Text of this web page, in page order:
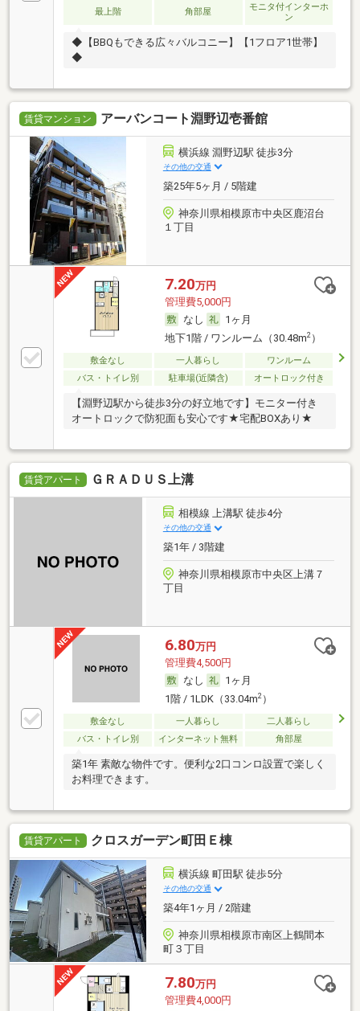
最上階 角部屋
モニタ付インターホ
ン
◆【BBQもできる広々バルコニー】【1フロア1世帯】
◆
賃貸マンション アーバンコート淵野辺壱番館
横浜線 淵野辺駅 徒歩3分
その他の交通
築25年5ヶ月 / 5階建
神奈川県相模原市中央区鹿沼台
１丁目
7.20万円
管理費5,000円
なし
1ヶ月
地下1階 / ワンルーム（30.48m2）
敷金なし 一人暮らし
ワンルーム
バス・トイレ別
駐車場(近隣含) オートロック付き
【淵野辺駅から徒歩3分の好立地です】モニター付き
オートロックで防犯面も安心です★宅配BOXあり★
賃貸アパート ＧＲＡＤＵＳ上溝
相模線 上溝駅 徒歩4分
その他の交通
築1年 / 3階建
神奈川県相模原市中央区上溝７
丁目
6.80万円
管理費4,500円
なし
1ヶ月
1階 / 1LDK（33.04m2）
敷金なし 一人暮らし
二人暮らし
バス・トイレ別
インターネット無料 角部屋
築1年 素敵な物件です。便利な2口コンロ設置で楽しく
お料理できます。
賃貸アパート クロスガーデン町田Ｅ棟
横浜線 町田駅 徒歩5分
その他の交通
築4年1ヶ月 / 2階建
神奈川県相模原市南区上鶴間本
町３丁目
7.80万円
管理費4,000円